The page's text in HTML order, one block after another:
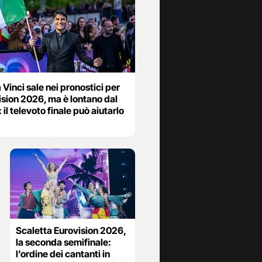
Vinci sale nei pronostici per
2026, ma è lontano dal
il televoto finale può aiutarlo
Scaletta Eurovision 2026,
la seconda semifinale:
l’ordine dei cantanti in